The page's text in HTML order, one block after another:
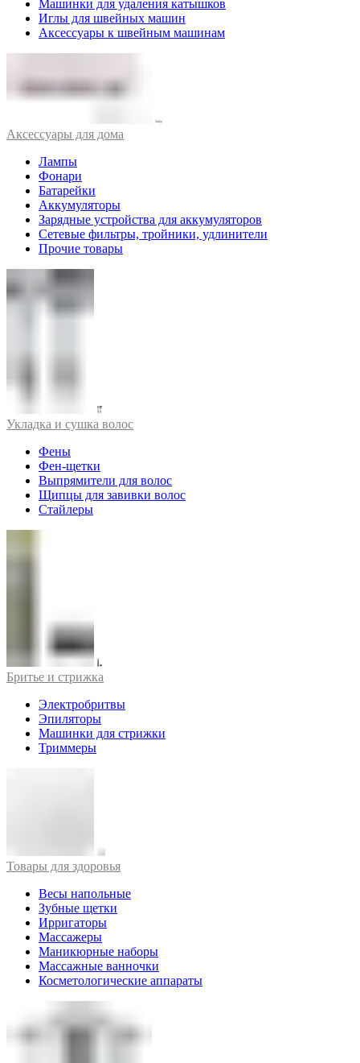
Машинки для удаления катышков
Иглы для швейных машин
Аксессуары к швейным машинам
Аксессуары для дома
Лампы
Фонари
Батарейки
Аккумуляторы
Зарядные устройства для аккумуляторов
Сетевые фильтры, тройники, удлинители
Прочие товары
Укладка и сушка волос
Фены
Фен-щетки
Выпрямители для волос
Щипцы для завивки волос
Стайлеры
Бритье и стрижка
Электробритвы
Эпиляторы
Машинки для стрижки
Триммеры
Товары для здоровья
Весы напольные
Зубные щетки
Ирригаторы
Массажеры
Маникюрные наборы
Массажные ванночки
Косметологические аппараты